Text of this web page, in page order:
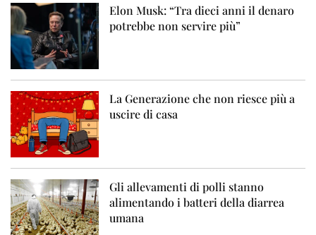
Elon Musk: “Tra dieci anni il denaro
potrebbe non servire più”
La Generazione che non riesce più a
uscire di casa
Gli allevamenti di polli stanno
alimentando i batteri della diarrea
umana